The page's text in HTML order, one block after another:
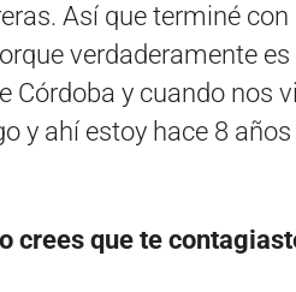
Así que terminé
verdaderamente
Córdoba y cuando nos
y ahí estoy hace 8
crees que te